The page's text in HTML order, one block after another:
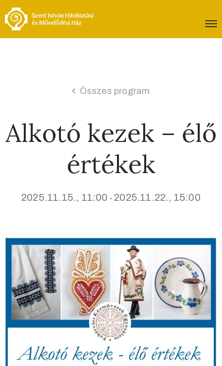
Összes program
Alkotó kezek – élő
értékek
2025.11.15., 11:00 - 2025.11.22., 15:00